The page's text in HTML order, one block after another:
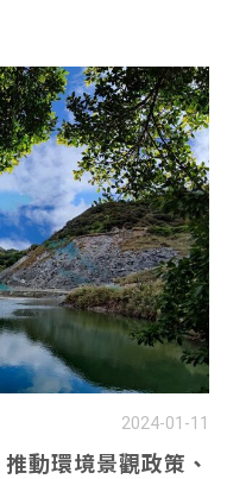
2024-01-11
動環境景觀政策、